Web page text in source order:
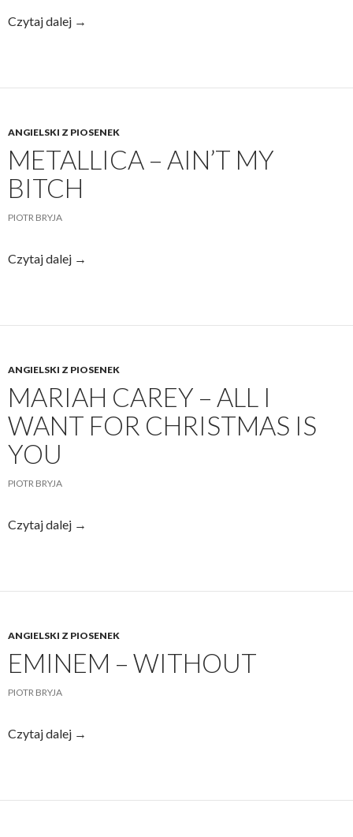
Czytaj dalej Metallica
→
ANGIELSKI Z PIOSENEK
METALLICA – AIN’T MY
BITCH
PIOTR BRYJA
Czytaj dalej Metallica
→
ANGIELSKI Z PIOSENEK
MARIAH CAREY – ALL I
WANT FOR CHRISTMAS IS
YOU
PIOTR BRYJA
Czytaj dalej Mariah
For
Christmas
Is
→
ANGIELSKI Z PIOSENEK
EMINEM – WITHOUT
PIOTR BRYJA
Czytaj dalej Eminem
→